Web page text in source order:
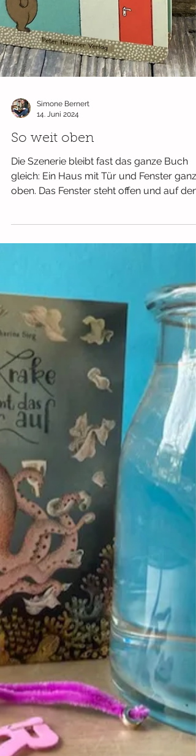
gleich: Ein Haus mit Tür und Fenster ganz
oben. Das Fenster steht offen und auf dem
Fensterbrett:...